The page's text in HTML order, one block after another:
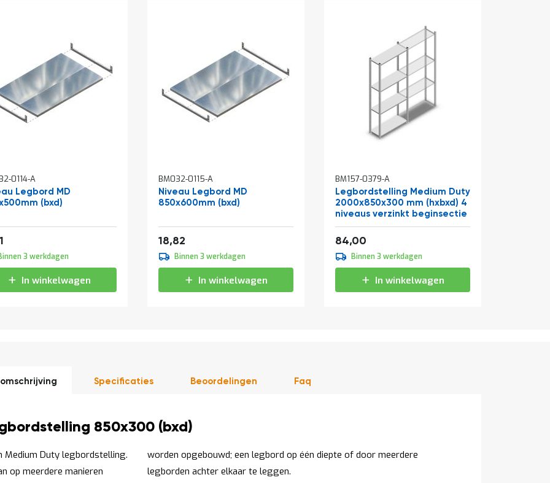
0114-A
Legbord MD
(bxd)
3 werkdagen
In winkelwagen
BM032-0115-A
Niveau Legbord MD
850x600mm (bxd)
Vanaf
18,82
Binnen 3 werkdagen
In winkelwagen
BM157-0379-A
Legbordstelling Medium Duty
2000x850x300 mm (hxbxd) 4
niveaus verzinkt beginsectie
Vanaf
84,00
Binnen 3 werkdagen
In winkelwagen
850x300 (bxd)
Medium Duty legbordstelling.
op meerdere manieren
diepte of door meerdere
legborden achter elkaar te leggen.
Specificaties Beoordelingen Faq